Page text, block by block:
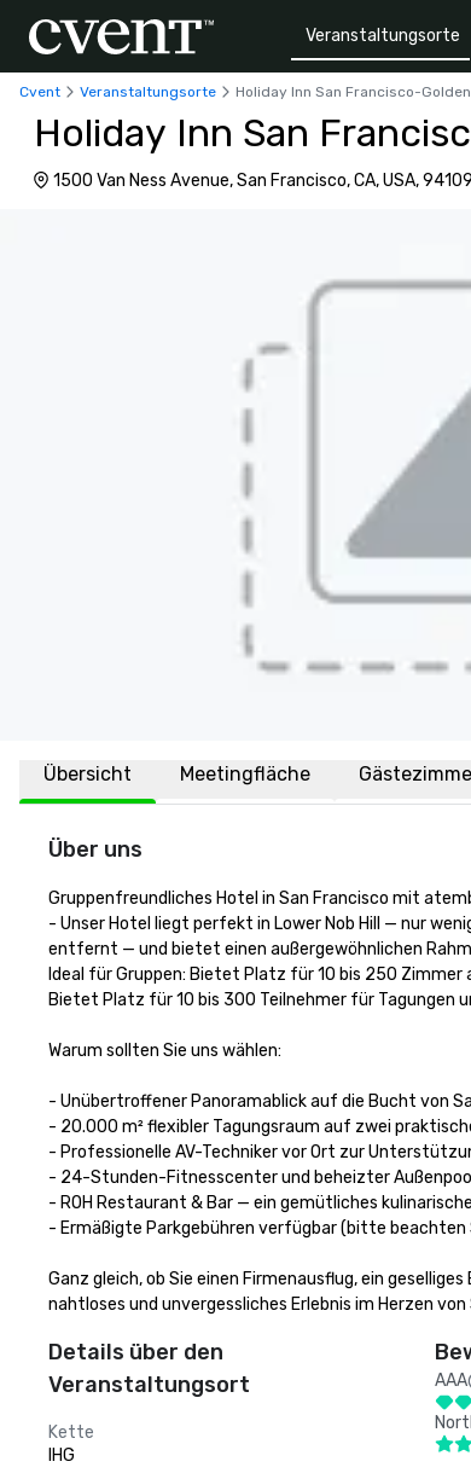
Veranstaltungsorte
Cvent Veranstaltungsorte Holiday Inn San Francisco-
Holiday Inn San
1500 Van Ness Avenue, San Francisco, CA, USA,
Übersicht Meetingfläche
Über uns
Gruppenfreundliches Hotel in San Francisco mit
- Unser Hotel liegt perfekt in Lower Nob Hill — nur
entfernt — und bietet einen außergewöhnlichen
Ideal für Gruppen: Bietet Platz für 10 bis 250 Zimmer
Bietet Platz für 10 bis 300 Teilnehmer für Tagungen
Warum sollten Sie uns wählen:
- Unübertroffener Panoramablick auf die Bucht von
- 20.000 m² flexibler Tagungsraum auf zwei
- Professionelle AV-Techniker vor Ort zur
- 24-Stunden-Fitnesscenter und beheizter
- ROH Restaurant & Bar — ein gemütliches
- Ermäßigte Parkgebühren verfügbar (bitte beachten
Ganz gleich, ob Sie einen Firmenausflug, ein
nahtloses und unvergessliches Erlebnis im Herzen
Details über den
Veranstaltungsort
Kette
IHG
AAA